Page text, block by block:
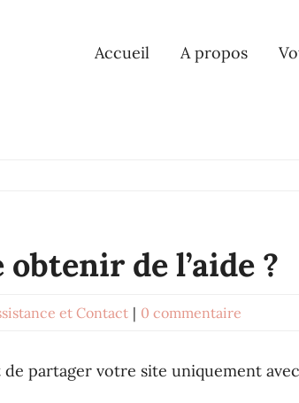
Accueil A propos
de l’aide ?
et Contact | 0 commentaire
partager votre site uniquement